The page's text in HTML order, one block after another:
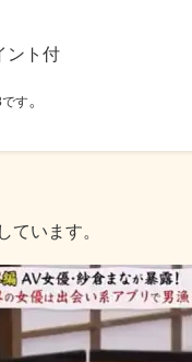
ント付
す。
ています。